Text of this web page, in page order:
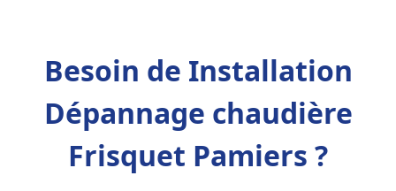
Besoin de Installation
Dépannage chaudière
Frisquet Pamiers ?